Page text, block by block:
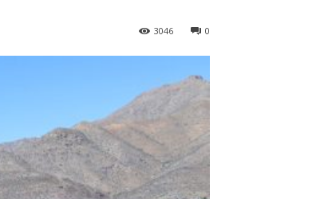
0
3046